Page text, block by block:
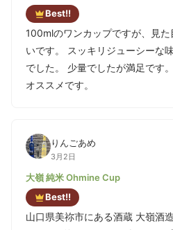
Best!!
100mlのワンカップですが、見
いです。 スッキリジューシーな
でした。 少量でしたが満足です
オススメです。
りんごあめ
3月2日
大嶺 純米 Ohmine Cup
Best!!
山口県美祢市にある酒蔵 大嶺酒